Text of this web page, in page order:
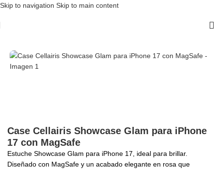
Skip to navigation Skip to main content
Case Cellairis Showcase Glam para iPhone
17 con MagSafe
Estuche Showcase Glam para iPhone 17, ideal para brillar.
Diseñado con MagSafe y un acabado elegante en rosa que